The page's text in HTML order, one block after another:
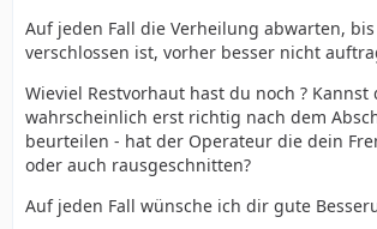
Auf jeden Fall die Verheilung abwarten,
verschlossen ist, vorher besser nicht
Wieviel Restvorhaut hast du noch ? Kannst
wahrscheinlich erst richtig nach dem
beurteilen - hat der Operateur die dein
oder auch rausgeschnitten?
Auf jeden Fall wünsche ich dir gute